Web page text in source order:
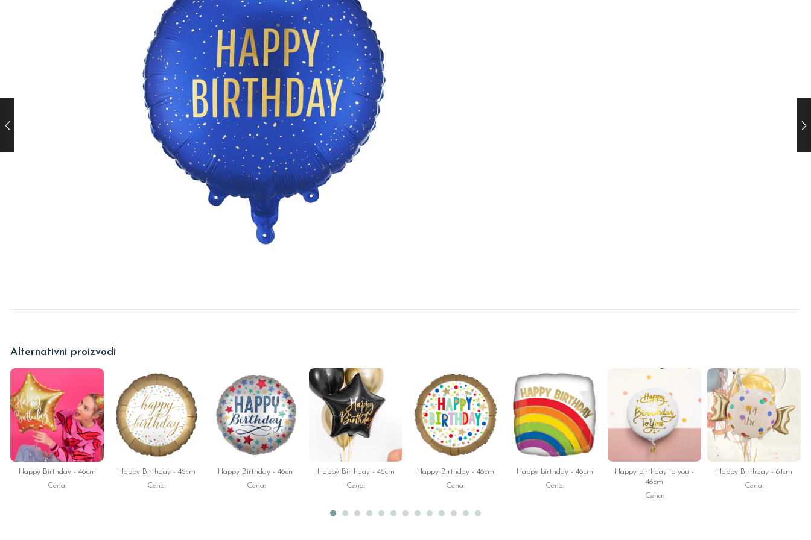
Alternativni proizvodi
Happy Birthday - 46cm
Cena:
Happy Birthday - 46cm
Cena:
Happy Birthday - 46cm
Cena:
Happy Birthday - 46cm
Cena:
Happy Birthday - 46cm
Cena:
Happy birthday - 46cm
Cena:
Happy birthday to you -
46cm
Cena:
Happy Birthday - 61cm
Cena: